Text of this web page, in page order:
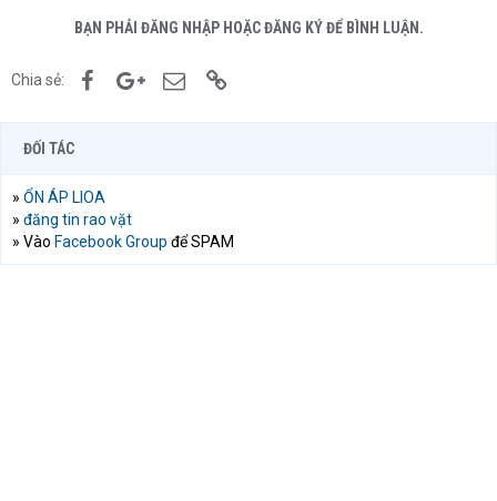
BẠN PHẢI ĐĂNG NHẬP HOẶC ĐĂNG KÝ ĐỂ BÌNH LUẬN.
Chia sẻ: FacebookGoogle+Email
ĐỐI TÁC
» ỔN ÁP LIOA
» đăng tin rao vặt
» Vào Facebook Group để SPAM